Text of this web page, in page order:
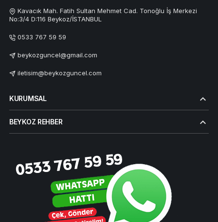
Kavacık Mah. Fatih Sultan Mehmet Cad. Tonoğlu İş Merkezi
No:3/4 D:116 Beykoz/İSTANBUL
0533 767 59 59
beykozguncel@gmail.com
iletisim@beykozguncel.com
KURUMSAL
BEYKOZ REHBER